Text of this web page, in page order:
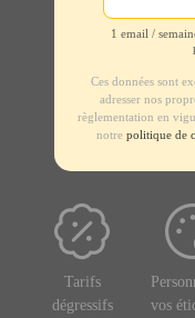
1 email /
Ces données sont
adresser nos
règlementation en
notre politique de
Tarifs
dégressifs
vos